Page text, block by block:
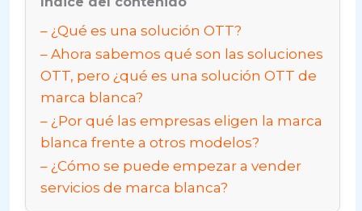
¿Qué es una solución OTT?
Ahora sabemos qué son las soluciones
OTT, pero ¿qué es una solución OTT de
marca blanca?
¿Por qué las empresas eligen la marca
blanca frente a otros modelos?
¿Cómo se puede empezar a vender
servicios de marca blanca?